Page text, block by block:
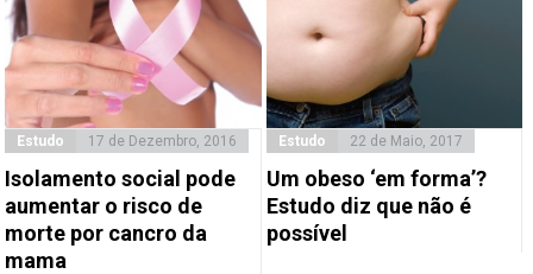
Estudo 17 de Dezembro, 2016
Isolamento social pode
aumentar o risco de
morte por cancro da
mama
Estudo 22 de Maio, 2017
Um obeso ‘em forma’?
Estudo diz que não é
possível